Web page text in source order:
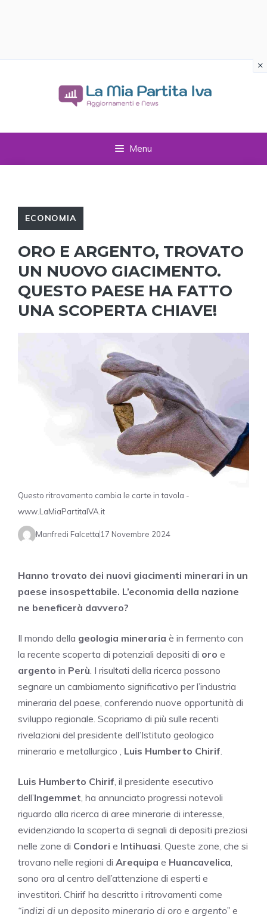
Menu
ECONOMIA
ORO E ARGENTO, TROVATO
UN NUOVO GIACIMENTO.
QUESTO PAESE HA FATTO
UNA SCOPERTA CHIAVE!
Questo ritrovamento cambia le carte in tavola -
www.LaMiaPartitaIVA.it
Manfredi Falcetta 17 Novembre 2024
Hanno trovato dei nuovi giacimenti minerari in un
paese insospettabile. L’economia della nazione
ne beneficerà davvero?
Il mondo della geologia mineraria è in fermento con
la recente scoperta di potenziali depositi di oro e
argento in Perù . I risultati della ricerca possono
segnare un cambiamento significativo per l’industria
mineraria del paese, conferendo nuove opportunità di
sviluppo regionale. Scopriamo di più sulle recenti
rivelazioni del presidente dell’Istituto geologico
minerario e metallurgico , Luis Humberto Chirif
Luis Humberto Chirif , il presidente esecutivo
dell’Ingemmet , ha annunciato progressi notevoli
riguardo alla ricerca di aree minerarie di interesse,
evidenziando la scoperta di segnali di depositi preziosi
nelle zone di Condori e Intihuasi . Queste zone, che si
trovano nelle regioni di Arequipa e Huancavelica
sono ora al centro dell’attenzione di esperti e
investitori. Chirif ha descritto i ritrovamenti come
“indizi di un deposito minerario di oro e argento” e
×